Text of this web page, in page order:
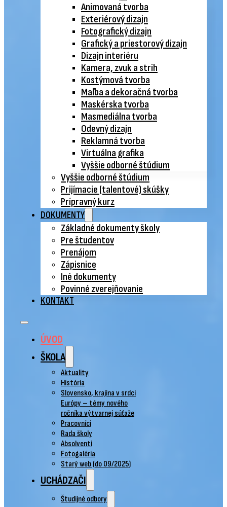
Animovaná tvorba
Exteriérový dizajn
Fotografický dizajn
Grafický a priestorový dizajn
Dizajn interiéru
Kamera, zvuk a strih
Kostýmová tvorba
Maľba a dekoračná tvorba
Maskérska tvorba
Masmediálna tvorba
Odevný dizajn
Reklamná tvorba
Virtuálna grafika
Vyššie odborné štúdium
Vyššie odborné štúdium
Prijímacie (talentové) skúšky
Prípravný kurz
DOKUMENTY
Základné dokumenty školy
Pre študentov
Prenájom
Zápisnice
Iné dokumenty
Povinné zverejňovanie
KONTAKT
ÚVOD
ŠKOLA
Aktuality
História
Slovensko, krajina v srdci
Európy – témy nového
ročníka výtvarnej súťaže
Pracovníci
Rada školy
Absolventi
Fotogaléria
Starý web (do 09/2025)
UCHÁDZAČI
Študijné odbory